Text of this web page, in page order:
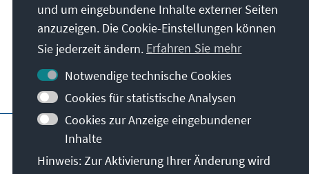
Unser Auftrag
Kontakt
Weitere Angebote der Stiftung
Impressum
Datenschutz
Nutzungsbedingungen
Erklärung zur Barrierefreiheit
Barriere melden
und um eingebundene Inhalte externer Seiten
anzuzeigen. Die Cookie-Einstellungen können
Sie jederzeit ändern. Erfahren Sie mehr
Notwendige technische Cookies
Cookies für statistische Analysen
Cookies zur Anzeige eingebundener
Inhalte
Hinweis: Zur Aktivierung Ihrer Änderung wird